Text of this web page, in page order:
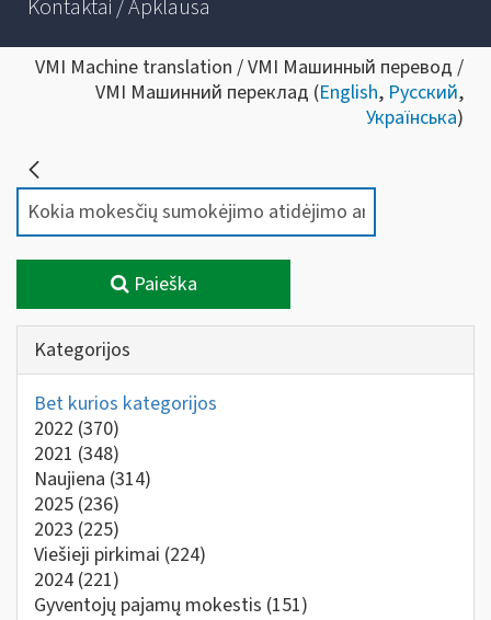
Kontaktai / Apklausa
VMI Machine translation / VMI Машинный перевод /
VMI Машинний переклад (English, Русский,
Українська)
Paieška
Kategorijos
Bet kurios kategorijos
2022 (370)
2021 (348)
Naujiena (314)
2025 (236)
2023 (225)
Viešieji pirkimai (224)
2024 (221)
Gyventojų pajamų mokestis (151)